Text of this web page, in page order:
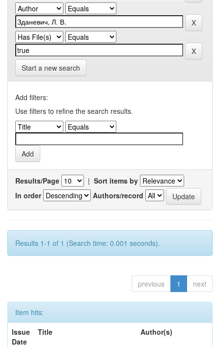
Start a new search
Add filters:
Use filters to refine the search results.
Results/Page | Sort items by
In order
Authors/record
Results 1-1 of 1 (Search time: 0.001 seconds).
previous 1 next
Item hits:
Issue
Date
Title Author(s)